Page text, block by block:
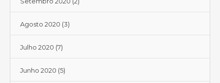
Agosto 2020 (3)
Julho 2020 (7)
Junho 2020 (5)